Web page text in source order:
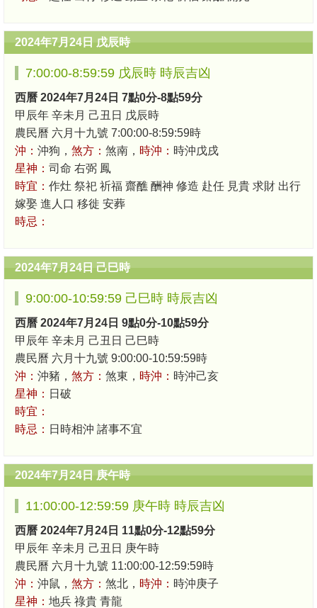
2024年7月24日 戊辰時
7:00:00-8:59:59 戊辰時 時辰吉凶
西曆 2024年7月24日 7點0分-8點59分
甲辰年 辛未月 己丑日 戊辰時
農民曆 六月十九號 7:00:00-8:59:59時
沖： 沖狗， 煞方： 煞南， 時沖： 時沖戊戌
星神： 司命 右弼 鳳
時宜： 作灶 祭祀 祈福 齋醮 酬神 修造 赴任 見貴 求財 出行
嫁娶 進人口 移徙 安葬
時忌：
2024年7月24日 己巳時
9:00:00-10:59:59 己巳時 時辰吉凶
西曆 2024年7月24日 9點0分-10點59分
甲辰年 辛未月 己丑日 己巳時
農民曆 六月十九號 9:00:00-10:59:59時
沖： 沖豬， 煞方： 煞東， 時沖： 時沖己亥
星神： 日破
時宜：
時忌： 日時相沖 諸事不宜
2024年7月24日 庚午時
11:00:00-12:59:59 庚午時 時辰吉凶
西曆 2024年7月24日 11點0分-12點59分
甲辰年 辛未月 己丑日 庚午時
農民曆 六月十九號 11:00:00-12:59:59時
沖： 沖鼠， 煞方： 煞北， 時沖： 時沖庚子
星神： 地兵 祿貴 青龍